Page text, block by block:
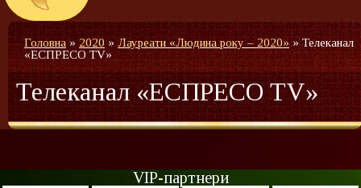
Головна »2020»Лауреати «Людина року – 2020»»Телеканал
«ЕСПРЕСО TV»
Телеканал «ЕСПРЕСО TV»
VIP-партнери